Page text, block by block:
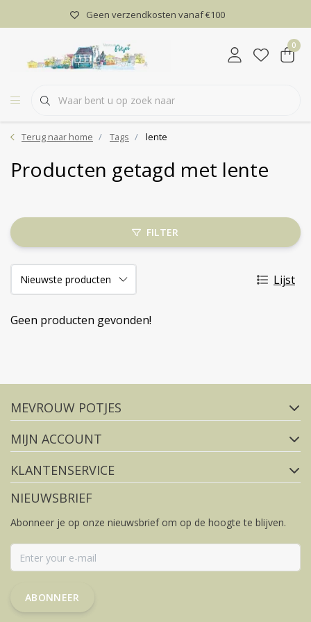
Geen verzendkosten vanaf €100
0
Terug naar home Tags lente
Producten getagd met lente
FILTER
Lijst
Geen producten gevonden!
FACEBOOK
MEVROUW POTJES
MIJN ACCOUNT
KLANTENSERVICE
NIEUWSBRIEF
Abonneer je op onze nieuwsbrief om op de hoogte te blijven.
ABONNEER